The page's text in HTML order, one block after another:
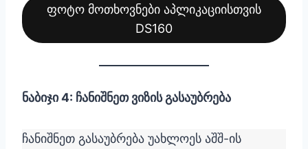
ფოტო მოთხოვნები აპლიკაციისთვის
DS160
ნაბიჯი 4: ჩანიშნეთ ვიზის გასაუბრება
ჩანიშნეთ გასაუბრება უახლოეს აშშ-ის